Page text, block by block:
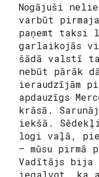
Nogājuši
varbūt
paņemt taksi
garlaikojās
šādā valstī
nebūt pārāk
ieraudzījām
apdauzīgs
krāsā.
iekšā.
logi vaļā,
— mūsu pirmā
Vadītājs bija
iegalvot, ka